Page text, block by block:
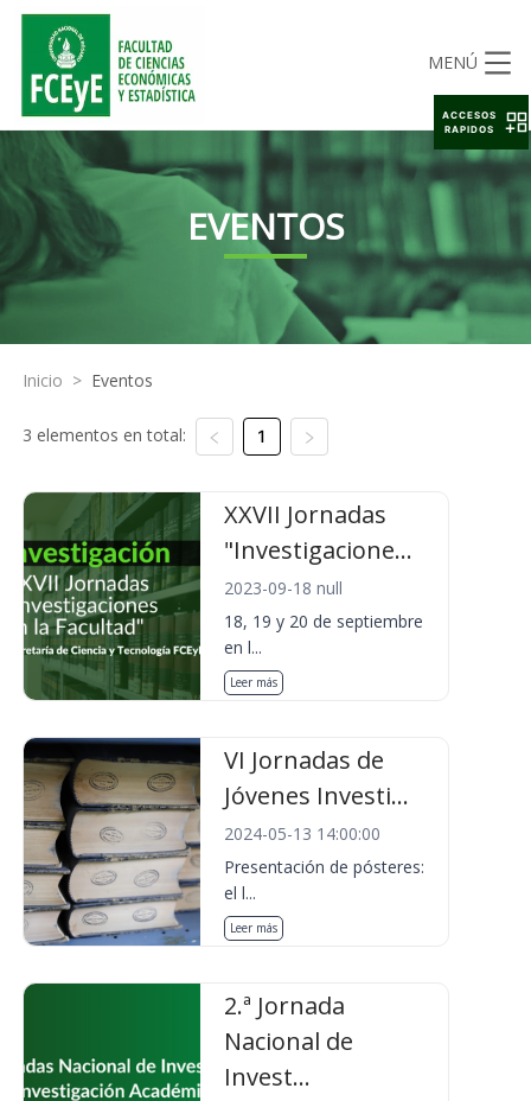
MENÚ
EVENTOS
Inicio > Eventos
3 elementos en total: 1
XXVII Jornadas
"Investigacione...
2023-09-18 null
18, 19 y 20 de septiembre
en l...
Leer más
VI Jornadas de
Jóvenes Investi...
2024-05-13 14:00:00
Presentación de pósteres:
el l...
Leer más
2.ª Jornada
Nacional de
Invest...
ACCESOS
RAPIDOS